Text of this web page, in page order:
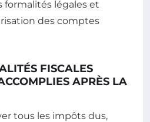
formalités légales et
des comptes
FISCALES
APRÈS LA
tous les impôts dus,